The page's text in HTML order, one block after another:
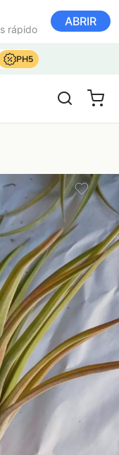
rápido
ABRIR
PH5
Carrito